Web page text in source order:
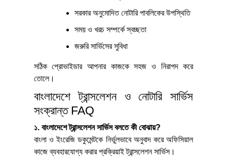
সরকার অনুমোদিত নোটারি পাবলিকের উপস্থিতি
সময় ও খরচ সম্পর্কে স্বচ্ছতা
জরুরি সার্ভিসের সুবিধা
সঠিক প্রোভাইডার আপনার কাজকে সহজ ও নিরাপদ করে
তোলে।
বাংলাদেশে ট্রান্সলেশন ও নোটারি সার্ভিস
সংক্রান্ত FAQ
১. বাংলাদেশে ট্রান্সলেশন সার্ভিস বলতে কী বোঝায়?
বাংলা ও ইংরেজি ডকুমেন্টকে নির্ভুলভাবে অনুবাদ করে অফিসিয়াল
কাজে ব্যবহারযোগ্য করার প্রক্রিয়াই ট্রান্সলেশন সার্ভিস।